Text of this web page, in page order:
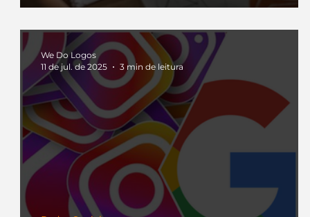
We Do Logos
11 de jul. de 2025
3 min de leitura